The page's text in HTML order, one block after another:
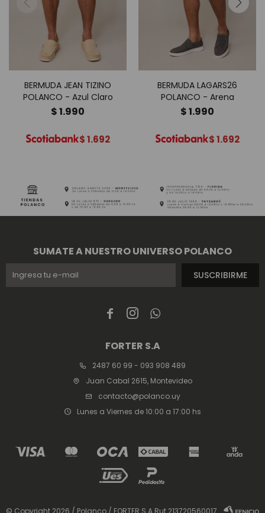
BERMUDA JEAN TIZINO
POLANCO - Azul Claro
$1.990
$1.692
BERMUDA LAGARS26
POLANCO - Arena
$1.990
$1.692
  
FORTER S.A
2487 60 99 - 093 908 489
Juan Cabal 2615, Montevideo
contacto@polanco.uy
Lunes a Viernes de 10:00 a 17:00 hs
SUMATE A NUESTRO UNIVERSO POLANCO
SUSCRIBIRME
© Copyright 2026 / Polanco / FORTER S.A Rut 213720560017